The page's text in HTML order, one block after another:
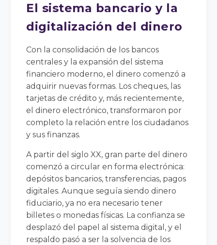
El sistema bancario y la
digitalización del dinero
Con la consolidación de los bancos
centrales y la expansión del sistema
financiero moderno, el dinero comenzó a
adquirir nuevas formas. Los cheques, las
tarjetas de crédito y, más recientemente,
el dinero electrónico, transformaron por
completo la relación entre los ciudadanos
y sus finanzas.
A partir del siglo XX, gran parte del dinero
comenzó a circular en forma electrónica:
depósitos bancarios, transferencias, pagos
digitales. Aunque seguía siendo dinero
fiduciario, ya no era necesario tener
billetes o monedas físicas. La confianza se
desplazó del papel al sistema digital, y el
respaldo pasó a ser la solvencia de los